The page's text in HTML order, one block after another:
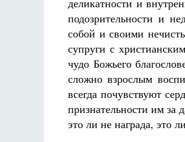
деликатности и
подозрительности и
собой и своими
супруги с
чудо Божьего
сложно взрослым
всегда почувствуют
признательности им за
это ли не награда, это